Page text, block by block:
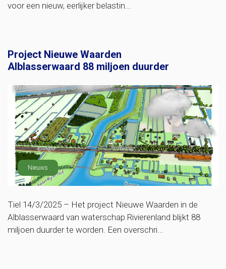
voor een nieuw, eerlijker belastin...
Project Nieuwe Waarden
Alblasserwaard 88 miljoen duurder
Nieuws
Tiel 14/3/2025 – Het project Nieuwe Waarden in de
Alblasserwaard van waterschap Rivierenland blijkt 88
miljoen duurder te worden. Een overschri...